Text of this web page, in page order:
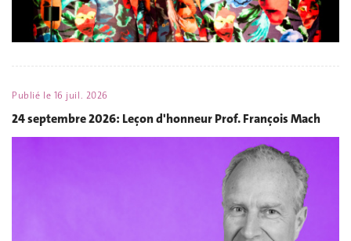
Publié le 16 juil. 2026
24 septembre 2026: Leçon d'honneur Prof. François Mach